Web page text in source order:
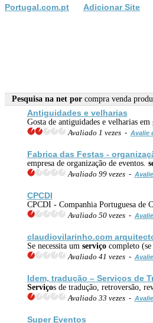
Portugal.com.pt Adicionar Site
Pesquisa na net por compra venda
Antiguidades e velharias
Gosta de antiguidades e velharias
Avaliado 1 vezes - Avalie
Fabrica das Festas -
empresa de organização de eventos.
Avaliado 99 vezes -
CPCDI
CPCDI - Companhia Portuguesa de
Avaliado 50 vezes -
claudiovilarinho.com
Se necessita um serviçocompleto (se
Avaliado 41 vezes -
Idem, tradução – Serviços de
Serviços de tradução, retroversão,
Avaliado 33 vezes -
Super Eventos